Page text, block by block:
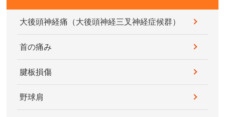
大後頭神経痛（大後頭神経三叉神経症候群）
首の痛み
腱板損傷
野球肩